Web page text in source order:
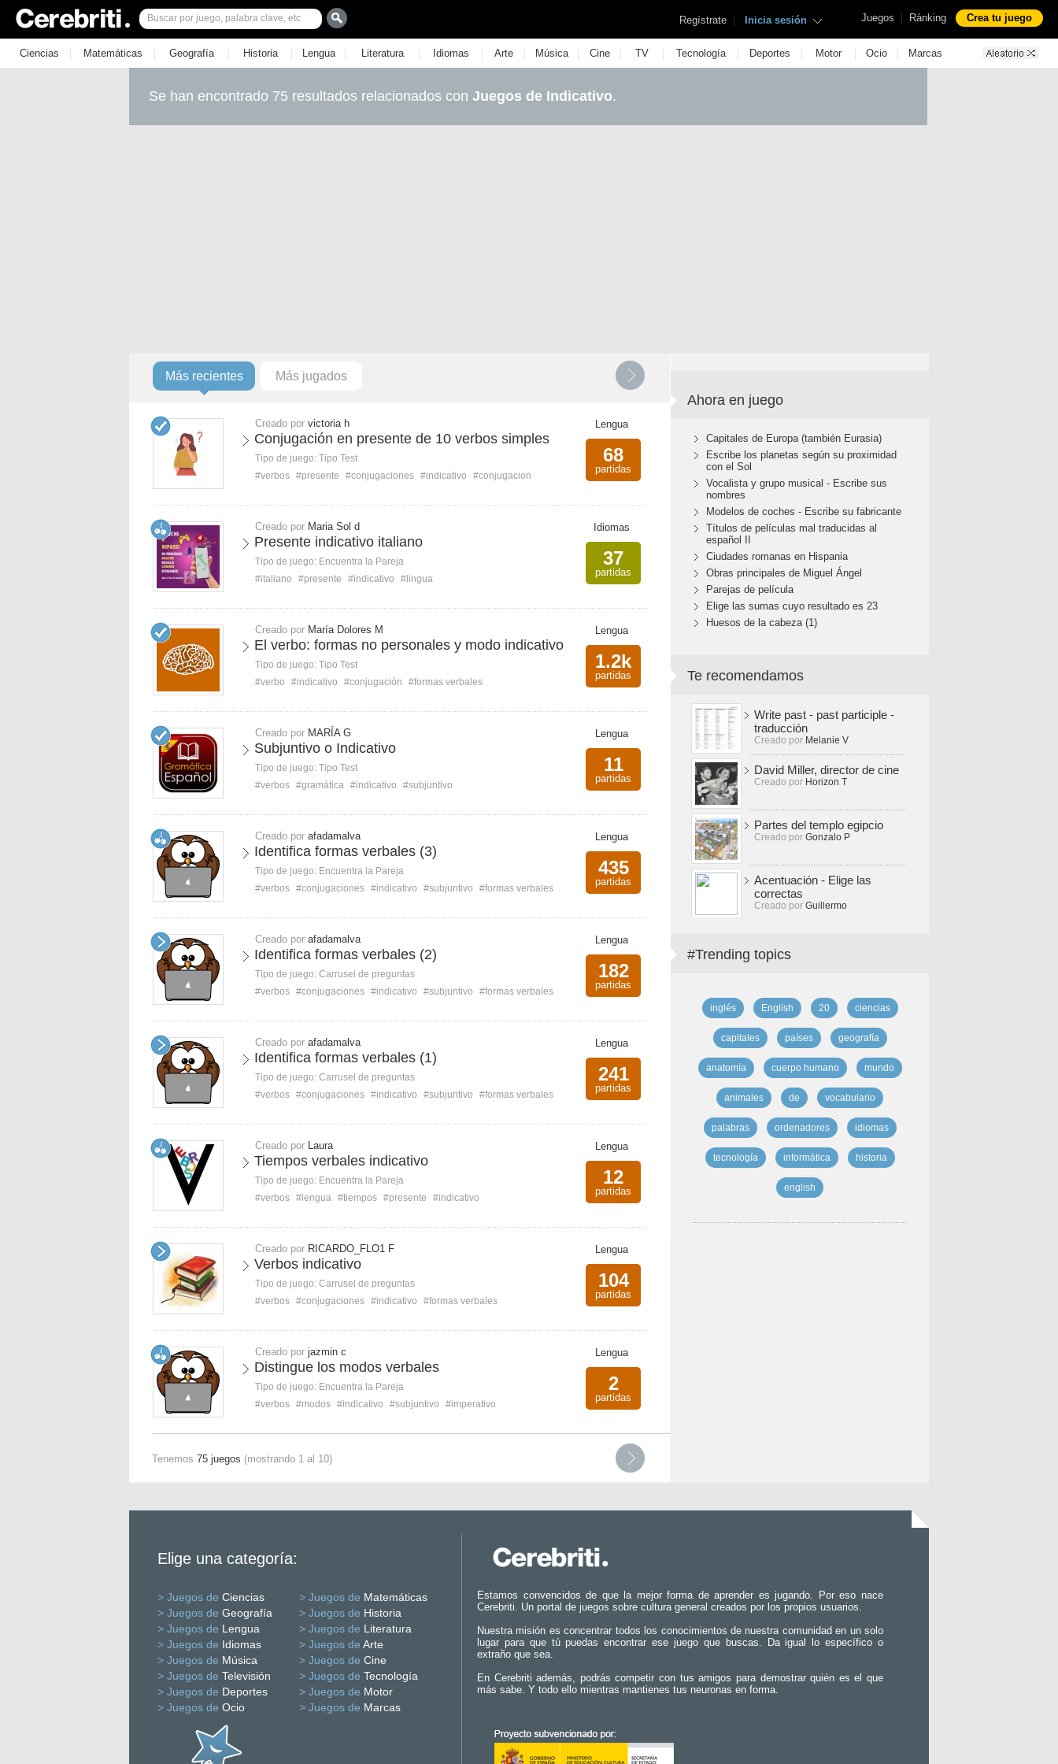
Juegos | Ránking Crea tu juego
Regístrate | Inicia sesión
Ciencias | Matemáticas | Geografía | Historia | Lengua | Literatura | Idiomas | Arte | Música | Cine | TV | Tecnología | Deportes | Motor | Ocio | Marcas
Se han encontrado 75 resultados relacionados con Juegos de Indicativo.
Más recientes Más jugados
Creado por victoria h
Conjugación en presente de 10 verbos simples
Tipo de juego: Tipo Test
#verbos #presente #conjugaciones #indicativo #conjugacion
Lengua
68
partidas
Creado por Maria Sol d
Presente indicativo italiano
Tipo de juego: Encuentra la Pareja
#italiano
#presente #indicativo #lingua
Idiomas
37
partidas
Creado por María Dolores M
El verbo: formas no personales y modo indicativo
Tipo de juego: Tipo Test
#verbo
#indicativo #conjugación #formas verbales
Lengua
1.2k
partidas
Creado por MARÍA G
Subjuntivo o Indicativo
Tipo de juego: Tipo Test
#verbos #gramática #indicativo #subjuntivo
Lengua
11
partidas
Creado por afadamalva
Identifica formas verbales (3)
Tipo de juego: Encuentra la Pareja
#verbos #conjugaciones #indicativo #subjuntivo #formas verbales
Lengua
435
partidas
Creado por afadamalva
Identifica formas verbales (2)
Tipo de juego: Carrusel de preguntas
#verbos #conjugaciones #indicativo #subjuntivo #formas verbales
Lengua
182
partidas
Creado por afadamalva
Identifica formas verbales (1)
Tipo de juego: Carrusel de preguntas
#verbos #conjugaciones #indicativo #subjuntivo #formas verbales
Lengua
241
partidas
Creado por Laura
Tiempos verbales indicativo
Tipo de juego: Encuentra la Pareja
#verbos #lengua #tiempos #presente #indicativo
Lengua
12
partidas
Creado por RICARDO_FLO1 F
Verbos indicativo
Tipo de juego: Carrusel de preguntas
#verbos #conjugaciones #indicativo #formas verbales
Lengua
104
partidas
Creado por jazmin c
Distingue los modos verbales
Tipo de juego: Encuentra la Pareja
#verbos #modos #indicativo #subjuntivo #imperativo
Lengua
2
partidas
Tenemos 75 juegos (mostrando 1 al 10)
Ahora en juego
Capitales de Europa (también Eurasia)
Escribe los planetas según su proximidad
con el Sol
Vocalista y grupo musical - Escribe sus
nombres
Modelos de coches - Escribe su fabricante
Títulos de películas mal traducidas al
español II
Ciudades romanas en Hispania
Obras principales de Miguel Ángel
Parejas de película
Elige las sumas cuyo resultado es 23
Huesos de la cabeza (1)
Te recomendamos
Write past - past participle -
traducción
Creado por Melanie V
David Miller, director de cine
Creado por Horizon T
Partes del templo egipcio
Creado por Gonzalo P
Acentuación - Elige las
correctas
Creado por Guillermo
#Trending topics
inglés English 20 ciencias
capitales países geografía
anatomía cuerpo humano mundo
animales de vocabulario
palabras ordenadores idiomas
tecnología informática historia
english
Elige una categoría:
> Juegos de Ciencias > Juegos de Matemáticas
> Juegos de Geografía > Juegos de Historia
> Juegos de Lengua > Juegos de Literatura
> Juegos de Idiomas > Juegos de Arte
> Juegos de Música > Juegos de Cine
> Juegos de Televisión > Juegos de Tecnología
> Juegos de Deportes > Juegos de Motor
> Juegos de Ocio > Juegos de Marcas
Estamos convencidos de que la mejor forma de aprender es jugando. Por eso nace
Cerebriti. Un portal de juegos sobre cultura general creados por los propios usuarios.
Nuestra misión es concentrar todos los conocimientos de nuestra comunidad en un solo
lugar para que tú puedas encontrar ese juego que buscas. Da igual lo específico o
extraño que sea.
En Cerebriti además, podrás competir con tus amigos para demostrar quién es el que
más sabe. Y todo ello mientras mantienes tus neuronas en forma.